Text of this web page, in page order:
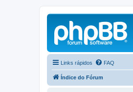
Links rápidos FAQ
Índice do Fórum